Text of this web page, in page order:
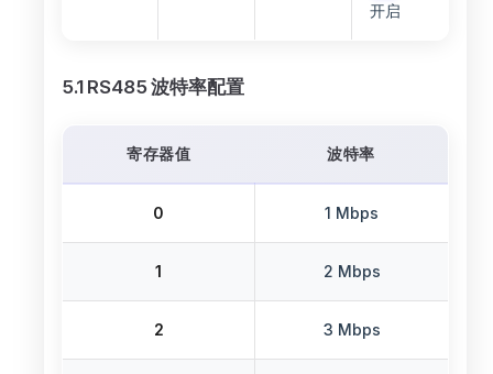
开启
5.1 RS485 波特率配置
寄存器值 波特率
0 1 Mbps
1 2 Mbps
2 3 Mbps